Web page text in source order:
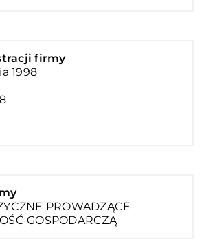
firmy
1998
PROWADZĄCE
GOSPODARCZĄ